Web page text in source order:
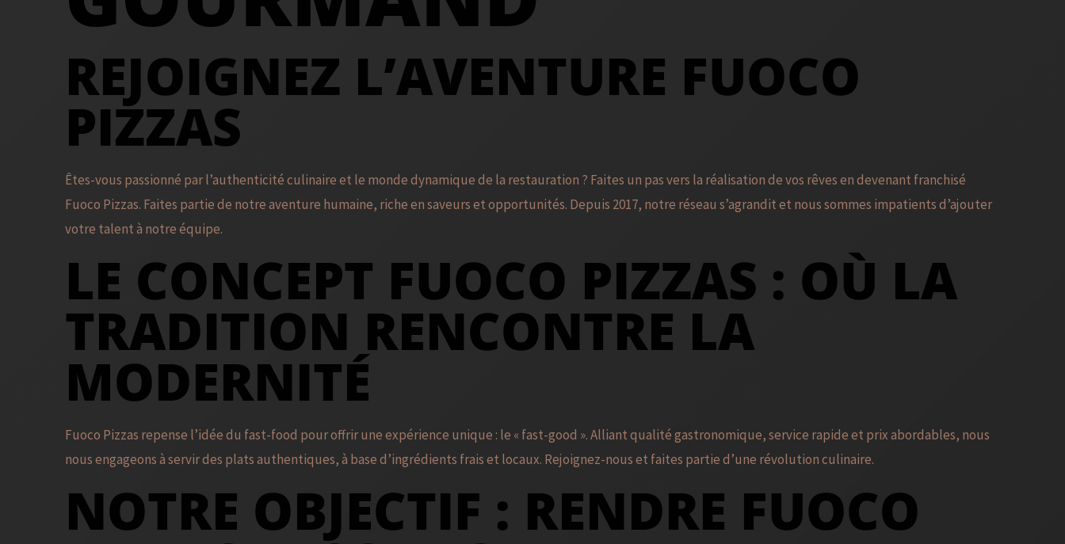
REJOIGNEZ L’AVENTURE FUOCO
PIZZAS
Êtes-vous passionné par l’authenticité culinaire et le monde dynamique de la restauration ? Faites un pas vers la réalisation de vos rêves en devenant franchisé
Fuoco Pizzas. Faites partie de notre aventure humaine, riche en saveurs et opportunités. Depuis 2017, notre réseau s’agrandit et nous sommes impatients d’ajouter
votre talent à notre équipe.
LE CONCEPT FUOCO PIZZAS : OÙ LA
TRADITION RENCONTRE LA
MODERNITÉ
Fuoco Pizzas repense l’idée du fast-food pour offrir une expérience unique : le « fast-good ». Alliant qualité gastronomique, service rapide et prix abordables, nous
nous engageons à servir des plats authentiques, à base d’ingrédients frais et locaux. Rejoignez-nous et faites partie d’une révolution culinaire.
NOTRE OBJECTIF : RENDRE FUOCO